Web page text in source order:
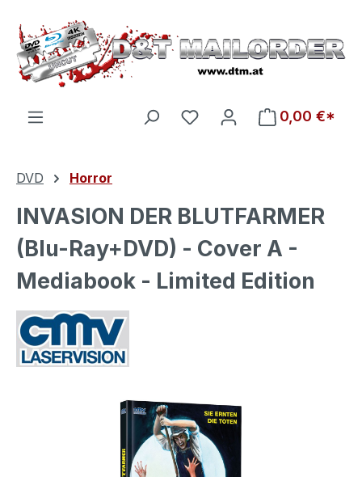
Zum Hauptinhalt springen
Du hast 0 Produkte auf
0,00 €*
DVD Horror
INVASION DER BLUTFARMER
(Blu-Ray+DVD) - Cover A -
Mediabook - Limited Edition
Bildergalerie überspringen